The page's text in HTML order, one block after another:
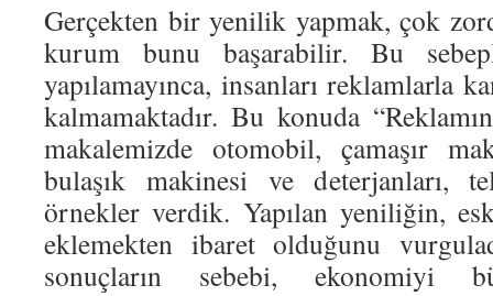
Gerçekten bir yenilik yapmak, çok
kurum bunu başarabilir. Bu
yapılamayınca, insanları reklamlarla
kalmamaktadır. Bu konuda
makalemizde otomobil, çamaşır
bulaşık makinesi ve deterjanları,
örnekler verdik. Yapılan yeniliğin,
eklemekten ibaret olduğunu
sonuçların sebebi, ekonomiyi